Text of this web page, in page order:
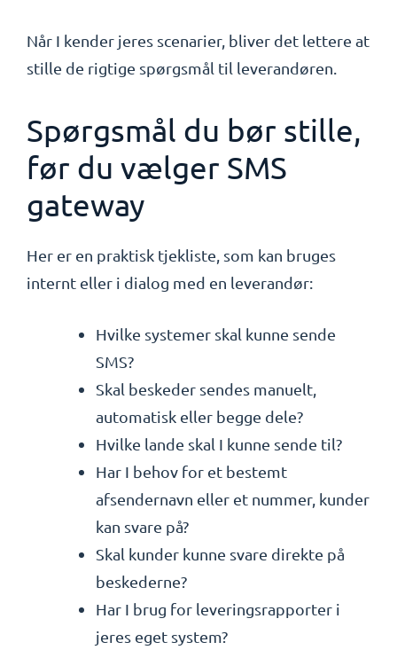
Når I kender jeres scenarier, bliver det lettere at
stille de rigtige spørgsmål til leverandøren.
Spørgsmål du bør stille,
før du vælger SMS
gateway
Her er en praktisk tjekliste, som kan bruges
internt eller i dialog med en leverandør:
Hvilke systemer skal kunne sende
SMS?
Skal beskeder sendes manuelt,
automatisk eller begge dele?
Hvilke lande skal I kunne sende til?
Har I behov for et bestemt
afsendernavn eller et nummer, kunder
kan svare på?
Skal kunder kunne svare direkte på
beskederne?
Har I brug for leveringsrapporter i
jeres eget system?